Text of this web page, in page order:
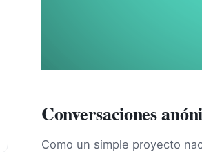
Conversaciones
Como un simple proyecto